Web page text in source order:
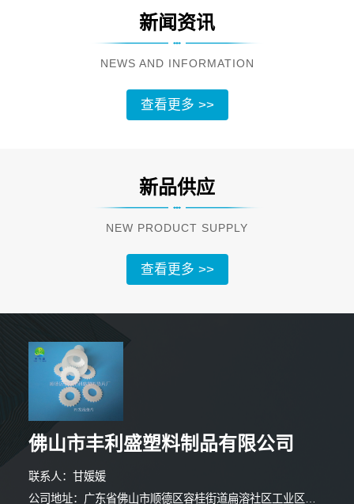
新闻资讯
NEWS AND INFORMATION
查看更多 >>
新品供应
NEW PRODUCT SUPPLY
查看更多 >>
佛山市丰利盛塑料制品有限公司
联系人：甘媛媛
2分钟前 韩小姐 正在咨询
2分钟前 胡小姐 正在咨询